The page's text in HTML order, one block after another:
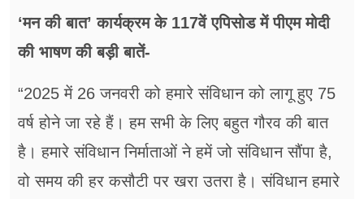
‘मन की बात’ कार्यक्रम के 117वें एपिसोड में पीएम मोदी
की भाषण की बड़ी बातें-
“2025 में 26 जनवरी को हमारे संविधान को लागू हुए 75
वर्ष होने जा रहे हैं। हम सभी के लिए बहुत गौरव की बात
है। हमारे संविधान निर्माताओं ने हमें जो संविधान सौंपा है,
वो समय की हर कसौटी पर खरा उतरा है। संविधान हमारे